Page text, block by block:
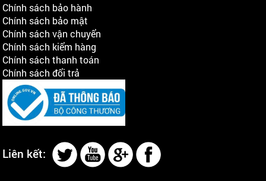
Chính sách bảo hành
Chính sách bảo mật
Chính sách vận chuyển
Chính sách kiểm hàng
Chính sách thanh toán
Chính sách đổi trả
Liên kết: